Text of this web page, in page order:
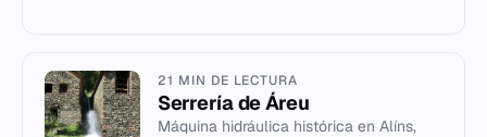
21 MIN DE LECTURA
Serrería de Áreu
Máquina hidráulica histórica en Alíns,